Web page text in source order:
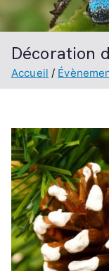
Décoration
Accueil